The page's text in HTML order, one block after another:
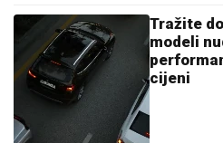
Tražite
modeli
cijeni